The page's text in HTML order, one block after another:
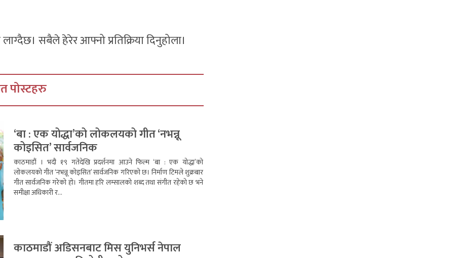
सबैले हेरेर आफ्नो प्रतिक्रिया दिनुहोला।
पोस्टहरु
‘बा : एक योद्धा’को लोकलयको गीत ‘नभन्नू
कोइसित’ सार्वजनिक
काठमाडौं । भदौ १९ गतेदेखि प्रदर्शनमा आउने फिल्म ‘बा : एक योद्धा’को
लोकलयको गीत ‘नभन्नू कोइसित’ सार्वजनिक गरिएको छ। निर्माण टिमले शुक्रबार
गीत सार्वजनिक गरेको हो। गीतमा हरि लम्सालको शब्द तथा संगीत रहेको छ भने
समीक्षा अधिकारी र...
काठमाडौं अडिसनबाट मिस युनिभर्स नेपाल